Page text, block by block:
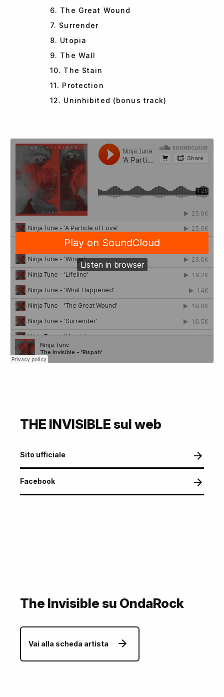
6. The Great Wound
7. Surrender
8. Utopia
9. The Wall
10. The Stain
11. Protection
12. Uninhibited (bonus track)
THE INVISIBLE sul web
Sito ufficiale
Facebook
The Invisible su OndaRock
Vai alla scheda artista